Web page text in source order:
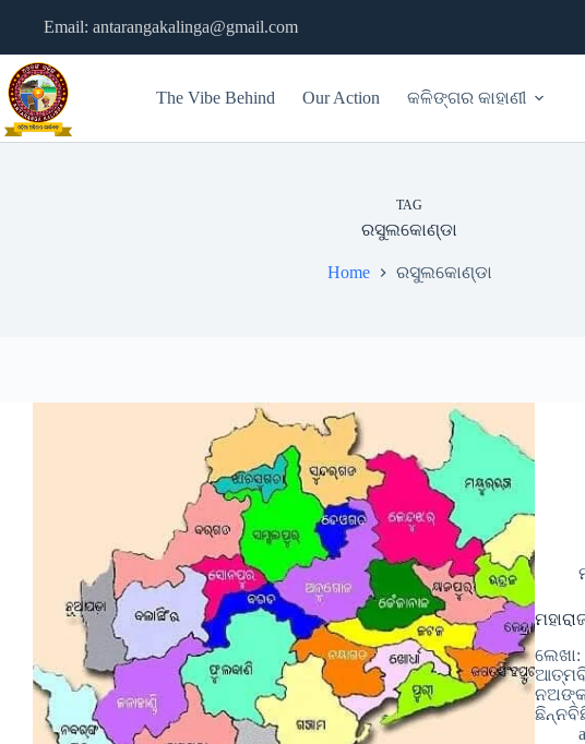
Email: antarangakalinga@gmail.com
The Vibe Behind Our Action କଳିଙ୍ଗର କାହାଣୀ
TAG
ରସୁଲକୋଣ୍ଡା
Home ରସୁଲକୋଣ୍ଡା
ନଅଙ୍କ